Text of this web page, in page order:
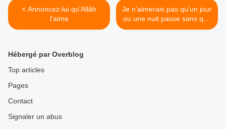
< Annoncez-lui qu'Allâh
l'aime
Je n’aimerais pas qu’un jour
ou une nuit passe sans que
je regarde dans la Parole
Hébergé par Overblog
Top articles
Pages
Contact
Signaler un abus